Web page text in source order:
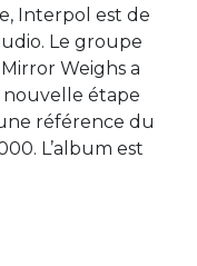
Interpol est de
Le groupe
Weighs a
étape
référence du
L’album est